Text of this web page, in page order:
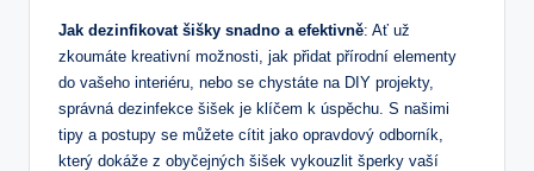
Jak dezinfikovat šišky snadno a efektivně: Ať už
zkoumáte kreativní možnosti, jak přidat přírodní elementy
do vašeho interiéru, nebo se chystáte na DIY projekty,
správná dezinfekce šišek je klíčem k úspěchu. S našimi
tipy a postupy se můžete cítit jako opravdový odborník,
který dokáže z obyčejných šišek vykouzlit šperky vaší